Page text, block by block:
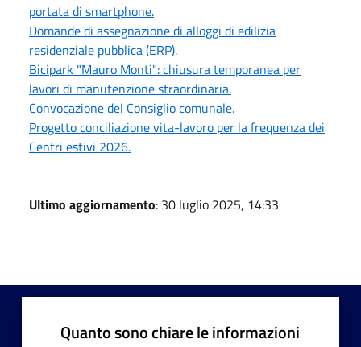
portata di smartphone.
Domande di assegnazione di alloggi di edilizia
residenziale pubblica (ERP).
Bicipark "Mauro Monti": chiusura temporanea per
lavori di manutenzione straordinaria.
Convocazione del Consiglio comunale.
Progetto conciliazione vita-lavoro per la frequenza dei
Centri estivi 2026.
Ultimo aggiornamento: 30 luglio 2025, 14:33
Quanto sono chiare le informazioni